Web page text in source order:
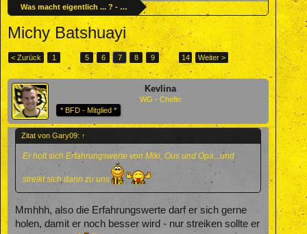
Was macht eigentlich ... ? - Ehemalige BVBler
Michy Batshuayi
< Zurück 1 ← 5 6 7 8 9 → 14 Weiter >
Kevlina
WG - Chefin
* BFD - Mitglied *
Zitat von Gary09: ↑
Er holt sich Erfahrungswerte von Miki, Ous und Opa...und
streikt sich dann zu uns
Mmhhh, also die Erfahrungswerte darf er sich gerne
holen, damit er noch besser wird - nur streiken sollte er